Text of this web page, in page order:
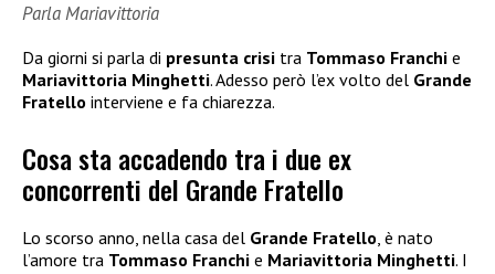
Parla Mariavittoria
Da giorni si parla di presunta crisi tra Tommaso Franchi e
Mariavittoria Minghetti. Adesso però l’ex volto del Grande
Fratello interviene e fa chiarezza.
Cosa sta accadendo tra i due ex
concorrenti del Grande Fratello
Lo scorso anno, nella casa del Grande Fratello , è nato
l’amore tra Tommaso Franchi e Mariavittoria Minghetti. I